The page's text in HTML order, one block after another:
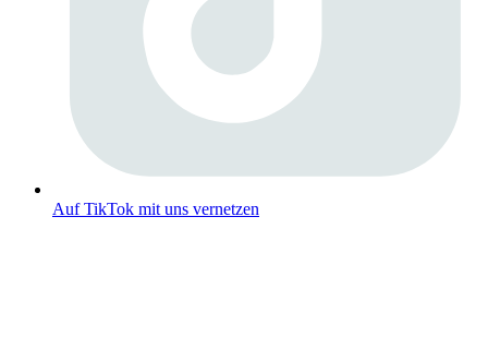
Auf TikTok mit uns vernetzen